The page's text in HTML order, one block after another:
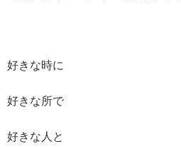
好きな時に
好きな所で
好きな人と